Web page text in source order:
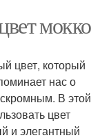
мокко
цвет, который
нас о
В этой
цвет
и элегантный